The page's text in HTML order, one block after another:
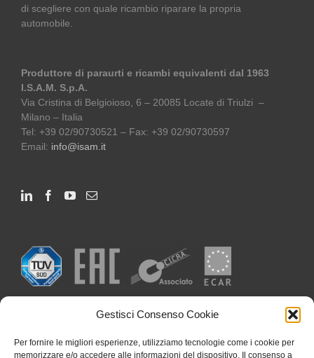
Gestisci Consenso Cookie
Per fornire le migliori esperienze, utilizziamo tecnologie come i cookie per
memorizzare e/o accedere alle informazioni del dispositivo. Il consenso a
di scegliere con quale ricambio riparare la propria
automobile.
Produttore di paraurti e ricambi equivalenti dal 1963
I.S.A.M. S.p.A.
Via Cristina di Belgioioso, 6 – 20085 Locate di Triulzi –
Milano – Italia
Tel: +39 02/90730521 – Fax: +39 02/90730597
Email: info@isam.it